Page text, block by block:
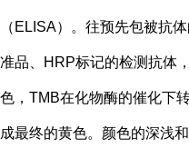
（ ELISA）。往预先包被抗
准品、HRP标记的检测抗体
色，TMB在化物酶的催化下
成最终的黄色。颜色的深浅